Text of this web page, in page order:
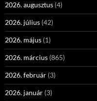
2026. augusztus (4)
2026. július (42)
2026. május (1)
2026. március (865)
2026. február (3)
2026. január (3)